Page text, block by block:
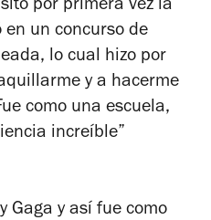
por primera vez la
en un concurso de
lo cual hizo por
y a hacerme
como una escuela,
increíble”
Gaga y así fue como